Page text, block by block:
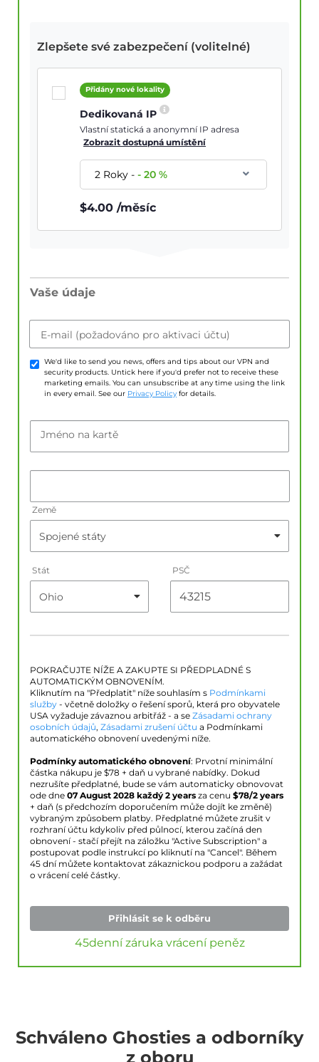
Zlepšete své zabezpečení (volitelné)
Přidány nové lokality
Dedikovaná IP
Vlastní statická a anonymní IP adresa
Zobrazit dostupná umístění
2 Roky--20 %
$4.00 /měsíc
Vaše údaje
E-mail (požadováno pro aktivaci účtu)
We'd like to send you news, offers and tips about our VPN and
security products. Untick here if you'd prefer not to receive these
marketing emails. You can unsubscribe at any time using the link
in every email. See our Privacy Policy for details.
Jméno na kartě
Země
Stát PSČ
POKRAČUJTE NÍŽE A ZAKUPTE SI PŘEDPLADNÉ S
AUTOMATICKÝM OBNOVENÍM.
Kliknutím na "Předplatit" níže souhlasím s Podmínkami
služby - včetně doložky o řešení sporů, která pro obyvatele
USA vyžaduje závaznou arbitřáž - a se Zásadami ochrany
osobních údajů, Zásadami zrušení účtu a Podmínkami
automatického obnovení uvedenými níže.
Podmínky automatického obnovení: Prvotní minimální
částka nákupu je $78 + daň u vybrané nabídky. Dokud
nezrušíte předplatné, bude se vám automaticky obnovovat
ode dne 07 August 2028 každý 2 years za cenu $78/2 years
+ daň (s předchozím doporučením může dojít ke změně)
vybraným způsobem platby. Předplatné můžete zrušit v
rozhraní účtu kdykoliv před půlnocí, kterou začíná den
obnovení - stačí přejít na záložku "Active Subscription" a
postupovat podle instrukcí po kliknutí na "Cancel". Během
45 dní můžete kontaktovat zákaznickou podporu a zažádat
o vrácení celé částky.
Přihlásit se k odběru
45denní záruka vrácení peněz
Schváleno Ghosties a odborníky
z oboru